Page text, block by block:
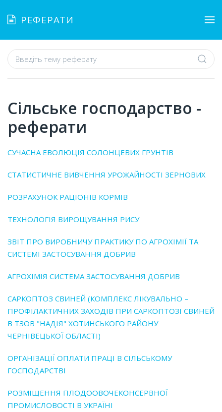
РЕФЕРАТИ
Сільське господарство -
реферати
СУЧАСНА ЕВОЛЮЦІЯ СОЛОНЦЕВИХ ГРУНТІВ
СТАТИСТИЧНЕ ВИВЧЕННЯ УРОЖАЙНОСТІ ЗЕРНОВИХ
РОЗРАХУНОК РАЦІОНІВ КОРМІВ
ТЕХНОЛОГІЯ ВИРОЩУВАННЯ РИСУ
ЗВІТ ПРО ВИРОБНИЧУ ПРАКТИКУ ПО АГРОХІМІЇ ТА
СИСТЕМІ ЗАСТОСУВАННЯ ДОБРИВ
АГРОХІМІЯ СИСТЕМА ЗАСТОСУВАННЯ ДОБРИВ
САРКОПТОЗ СВИНЕЙ (КОМПЛЕКС ЛІКУВАЛЬНО –
ПРОФІЛАКТИЧНИХ ЗАХОДІВ ПРИ САРКОПТОЗІ СВИНЕЙ
В ТЗОВ "НАДІЯ" ХОТИНСЬКОГО РАЙОНУ
ЧЕРНІВЕЦЬКОЇ ОБЛАСТІ)
ОРГАНІЗАЦІЇ ОПЛАТИ ПРАЦІ В СІЛЬСЬКОМУ
ГОСПОДАРСТВІ
РОЗМІЩЕННЯ ПЛОДООВОЧЕКОНСЕРВНОЇ
ПРОМИСЛОВОСТІ В УКРАЇНІ